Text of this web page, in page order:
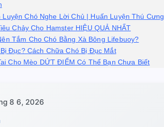
Luyện Chó Nghe Lời Chủ | Huấn Luyện Thú Cưng
Chảy Cho Hamster HIỆU QUẢ NHẤT
Tắm Cho Chó Bằng Xà Bông Lifebuoy?
Đục? Cách Chữa Chó Bị Đục Mắt
Cho Mèo DỨT ĐIỂM Có Thể Bạn Chưa Biết
8 6, 2026